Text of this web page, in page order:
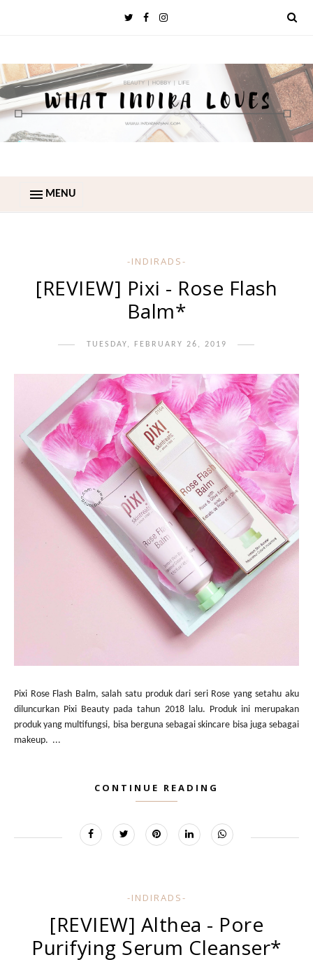
MENU
-INDIRADS-
[REVIEW] Pixi - Rose Flash
Balm*
TUESDAY, FEBRUARY 26, 2019
Pixi Rose Flash Balm, salah satu produk dari seri Rose yang setahu aku
diluncurkan Pixi Beauty pada tahun 2018 lalu. Produk ini merupakan
produk yang multifungsi, bisa berguna sebagai skincare bisa juga sebagai
makeup. ...
CONTINUE READING
-INDIRADS-
[REVIEW] Althea - Pore
Purifying Serum Cleanser*